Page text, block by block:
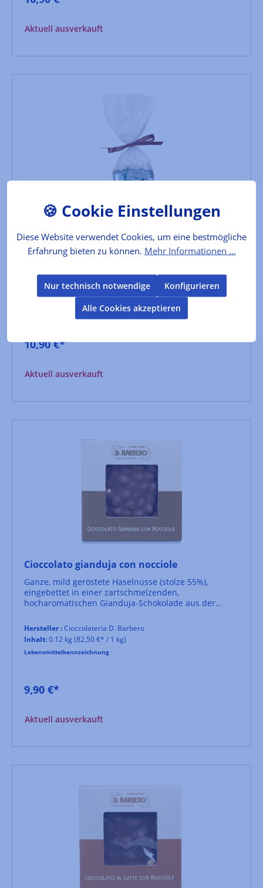
Aktuell ausverkauft
Torronjotto
D. Barberos Giandujotto aus weißer Schokolade und
fein zermahlener Torrone
Hersteller :Cioccolateria D. Barbero
Inhalt:
Lebensmittelkennzeichnung
10,90 €*
Aktuell ausverkauft
Cioccolato gianduja con nocciole
Ganze, mild geröstete Haselnüsse (stolze 55%),
eingebettet in einer zartschmelzenden,
hocharomatischen Gianduja-Schokolade aus der
Hersteller :Cioccolateria D. Barbero
Inhalt:0.12 kg (82,50 €* / 1 kg)
Lebensmittelkennzeichnung
9,90 €*
Aktuell ausverkauft
Diese Website verwendet Cookies, um eine bestmögliche
Erfahrung bieten zu können. Mehr Informationen ...
Nur technisch notwendige
Konfigurieren
Alle Cookies akzeptieren